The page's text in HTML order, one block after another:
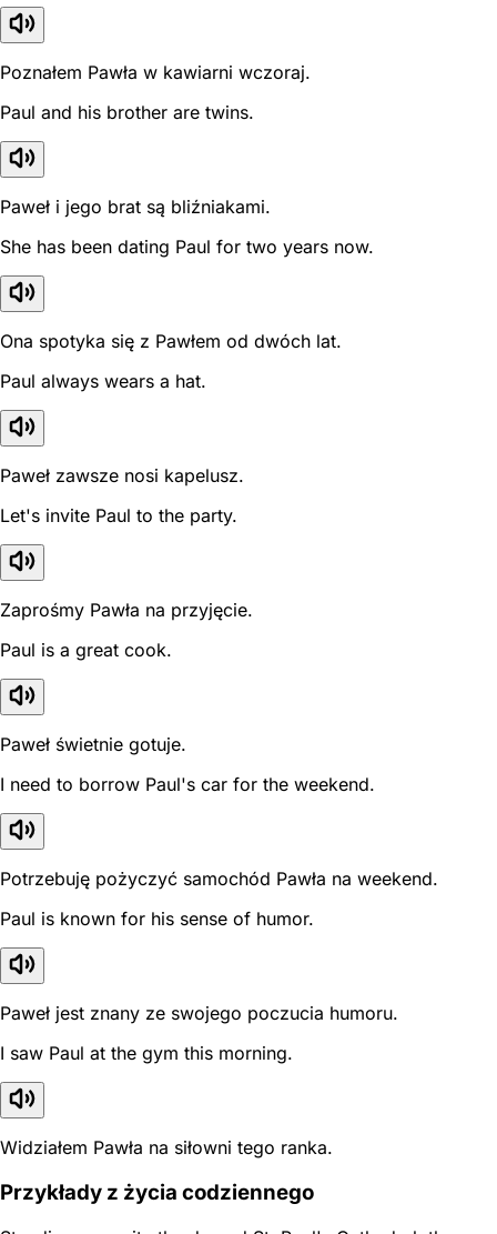
Poznałem Pawła w kawiarni wczoraj.
Paul and his brother are twins.
Paweł i jego brat są bliźniakami.
She has been dating Paul for two years now.
Ona spotyka się z Pawłem od dwóch lat.
Paul always wears a hat.
Paweł zawsze nosi kapelusz.
Let's invite Paul to the party.
Zaprośmy Pawła na przyjęcie.
Paul is a great cook.
Paweł świetnie gotuje.
I need to borrow Paul's car for the weekend.
Potrzebuję pożyczyć samochód Pawła na weekend.
Paul is known for his sense of humor.
Paweł jest znany ze swojego poczucia humoru.
I saw Paul at the gym this morning.
Widziałem Pawła na siłowni tego ranka.
Przykłady z życia codziennego